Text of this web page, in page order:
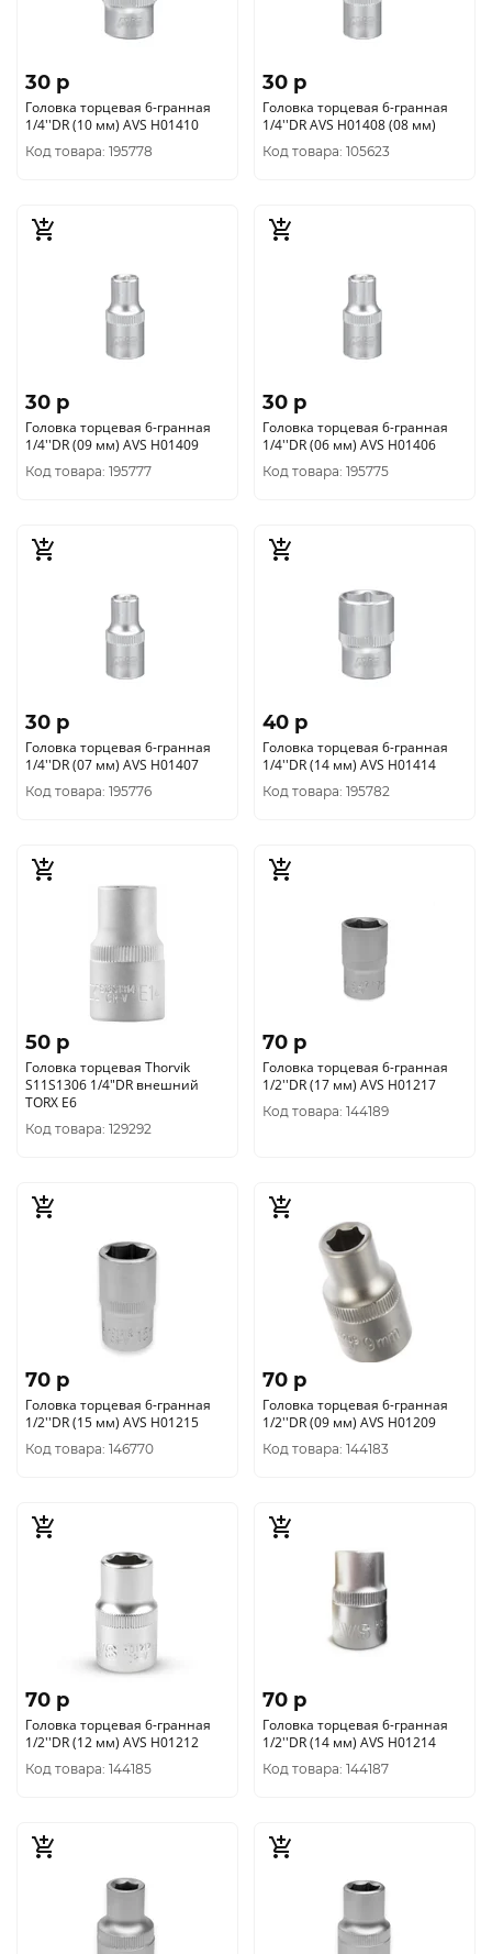
30 p
Головка торцевая 6-гранная
1/4''DR (10 мм) AVS H01410
Код товара: 195778
30 p
Головка торцевая 6-гранная
1/4''DR AVS H01408 (08 мм)
Код товара: 105623
30 p
Головка торцевая 6-гранная
1/4''DR (09 мм) AVS H01409
Код товара: 195777
30 p
Головка торцевая 6-гранная
1/4''DR (06 мм) AVS H01406
Код товара: 195775
30 p
Головка торцевая 6-гранная
1/4''DR (07 мм) AVS H01407
Код товара: 195776
40 p
Головка торцевая 6-гранная
1/4''DR (14 мм) AVS H01414
Код товара: 195782
50 p
Головка торцевая Thorvik
S11S1306 1/4"DR внешний
TORX Е6
Код товара: 129292
70 p
Головка торцевая 6-гранная
1/2''DR (17 мм) AVS H01217
Код товара: 144189
70 p
Головка торцевая 6-гранная
1/2''DR (15 мм) AVS H01215
Код товара: 146770
70 p
Головка торцевая 6-гранная
1/2''DR (09 мм) AVS H01209
Код товара: 144183
70 p
Головка торцевая 6-гранная
1/2''DR (12 мм) AVS H01212
Код товара: 144185
70 p
Головка торцевая 6-гранная
1/2''DR (14 мм) AVS H01214
Код товара: 144187